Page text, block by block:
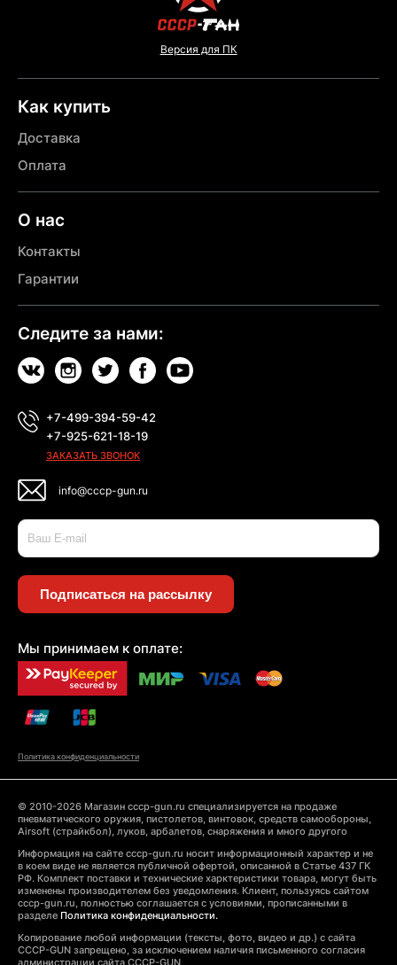
Версия для ПК
Как купить
Доставка
Оплата
О нас
Контакты
Гарантии
Следите за нами:
+7-499-394-59-42
+7-925-621-18-19
ЗАКАЗАТЬ ЗВОНОК
info@cccp-gun.ru
Подписаться на рассылку
Мы принимаем к оплате:
Политика конфиденциальности
© 2010-2026 Магазин cccp-gun.ru специализируется на продаже
пневматического оружия, пистолетов, винтовок, средств самообороны,
Airsoft (страйкбол), луков, арбалетов, снаряжения и много другого
Информация на сайте cccp-gun.ru носит информационный характер и не
в коем виде не является публичной офертой, описанной в Статье 437 ГК
РФ. Комплект поставки и технические харктеристики товара, могут быть
изменены производителем без уведомления. Клиент, пользуясь сайтом
cccp-gun.ru, полностью соглашается с условиями, прописанными в
разделе Политика конфиденциальности.
Копирование любой информации (тексты, фото, видео и др.) с сайта
CCCP-GUN запрещено, за исключением наличия письменного согласия
администрации сайта CCCP-GUN